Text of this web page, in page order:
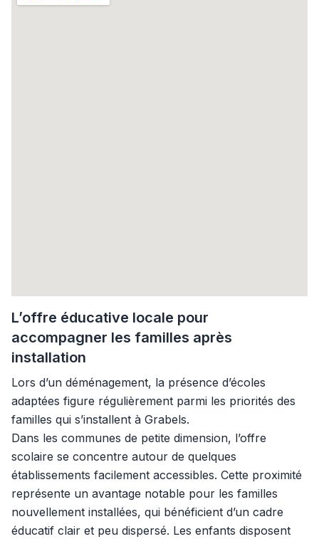
L’offre éducative locale pour
accompagner les familles après
installation
Lors d’un déménagement, la présence d’écoles
adaptées figure régulièrement parmi les priorités des
familles qui s’installent à Grabels.
Dans les communes de petite dimension, l’offre
scolaire se concentre autour de quelques
établissements facilement accessibles. Cette proximité
représente un avantage notable pour les familles
nouvellement installées, qui bénéficient d’un cadre
éducatif clair et peu dispersé. Les enfants disposent